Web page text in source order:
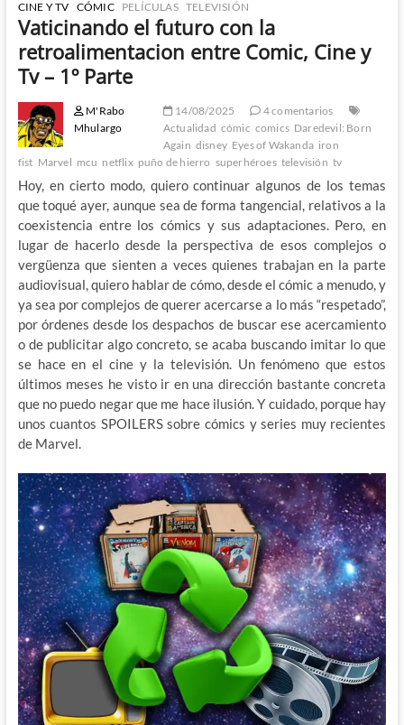
CINE Y TV CÓMIC PELÍCULAS TELEVISIÓN
Vaticinando el futuro con la
retroalimentacion entre Comic, Cine y
Tv – 1º Parte
M'Rabo
Mhulargo
14/08/2025
4 comentarios
Actualidad cómic comics Daredevil: Born
Again disney Eyes of Wakanda iron
fist Marvel mcu netflix puño de hierro superhéroes televisión tv
Hoy, en cierto modo, quiero continuar algunos de los temas
que toqué ayer, aunque sea de forma tangencial, relativos a la
coexistencia entre los cómics y sus adaptaciones. Pero, en
lugar de hacerlo desde la perspectiva de esos complejos o
vergüenza que sienten a veces quienes trabajan en la parte
audiovisual, quiero hablar de cómo, desde el cómic a menudo, y
ya sea por complejos de querer acercarse a lo más “respetado”,
por órdenes desde los despachos de buscar ese acercamiento
o de publicitar algo concreto, se acaba buscando imitar lo que
se hace en el cine y la televisión. Un fenómeno que estos
últimos meses he visto ir en una dirección bastante concreta
que no puedo negar que me hace ilusión. Y cuidado, porque hay
unos cuantos SPOILERS sobre cómics y series muy recientes
de Marvel.